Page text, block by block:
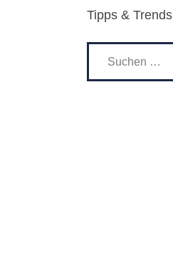
Tipps & Trends